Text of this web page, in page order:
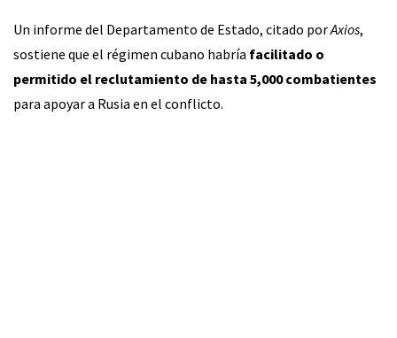
Un informe del Departamento de Estado, citado porAxios,
sostiene que el régimen cubano habría facilitado o
permitido el reclutamiento de hasta 5,000 combatientes
para apoyar a Rusia en el conflicto.